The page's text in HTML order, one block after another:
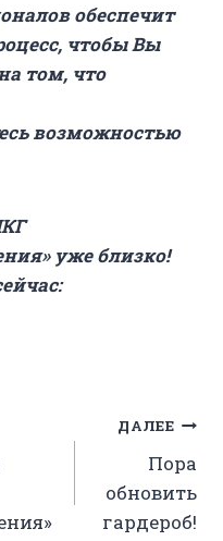
обеспечит
чтобы Вы
том, что
возможностью
уже близко!
ДАЛЕЕ
Пора
обновить
гардероб!